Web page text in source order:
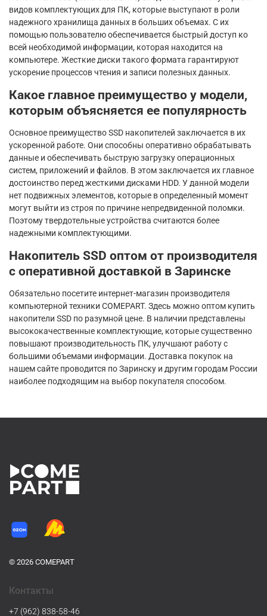
видов комплектующих для ПК, которые выступают в роли
надежного хранилища данных в больших объемах. С их
помощью пользователю обеспечивается быстрый доступ ко
всей необходимой информации, которая находится на
компьютере. Жесткие диски такого формата гарантируют
ускорение процессов чтения и записи полезных данных.
Какое главное преимущество у модели,
которым объясняется ее популярность
Основное преимущество SSD накопителей заключается в их
ускоренной работе. Они способны оперативно обрабатывать
данные и обеспечивать быструю загрузку операционных
систем, приложений и файлов. В этом заключается их главное
достоинство перед жесткими дисками HDD. У данной модели
нет подвижных элементов, которые в определенный момент
могут выйти из строя по причине непредвиденной поломки.
Поэтому твердотельные устройства считаются более
надежными комплектующими.
Накопитель SSD оптом от производителя
с оперативной доставкой в Заринске
Обязательно посетите интернет-магазин производителя
компьютерной техники COMEPART. Здесь можно оптом купить
накопители SSD по разумной цене. В наличии представлены
высококачественные комплектующие, которые существенно
повышают производительность ПК, улучшают работу с
большими объемами информации. Доставка покупок на
нашем сайте проводится по Заринску и другим городам России
наиболее подходящим на выбор покупателя способом.
© 2026 COMEPART
Контакты
+7 (962) 838-58-46